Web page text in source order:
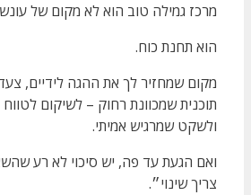
מרכז גמילה טוב הוא לא מקום של
הוא תחנת כוח.
מקום שמחזיר לך את ההגה לידיים,
תוכנית שמכוונת רחוק – לשיקום לטווח
ולשקט שמרגיש אמיתי.
ואם הגעת עד פה, יש סיכוי לא רע
צריך שינוי״.